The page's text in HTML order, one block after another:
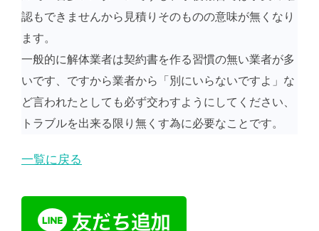
認もできませんから見積りそのものの意味が無くなり
ます。
一般的に解体業者は契約書を作る習慣の無い業者が多
いです、ですから業者から「別にいらないですよ」な
ど言われたとしても必ず交わすようにしてください、
トラブルを出来る限り無くす為に必要なことです。
一覧に戻る